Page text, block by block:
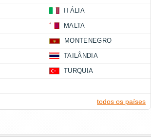
ITÁLIA
MALTA
MONTENEGRO
TAILÂNDIA
TURQUIA
todos os países